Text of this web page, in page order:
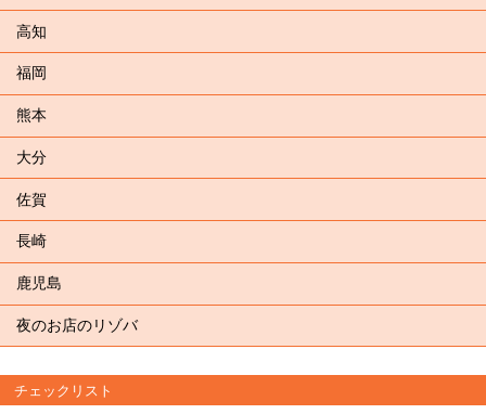
高知
福岡
熊本
大分
佐賀
長崎
鹿児島
夜のお店のリゾバ
チェックリスト